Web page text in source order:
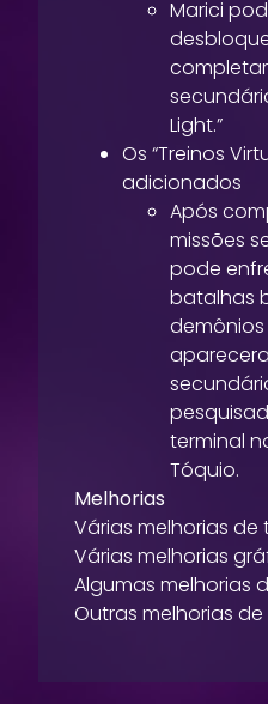
Marici
Light.”
Os “Treinos
adicionados
Após
missões
pode
batalhas
terminal
Tóquio.
Melhorias
Várias melhorias de
Várias melhorias
Algumas melhorias
Outras melhorias